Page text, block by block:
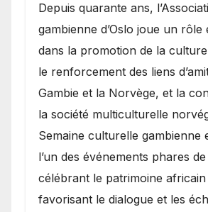
​Depuis quarante ans,
gambienne d’Oslo joue un rôle
dans la promotion de la
le renforcement des liens
Gambie et la Norvège, et la
la société multiculturelle
Semaine culturelle gambienne
l’un des événements phares de
célébrant le patrimoine
favorisant le dialogue et les